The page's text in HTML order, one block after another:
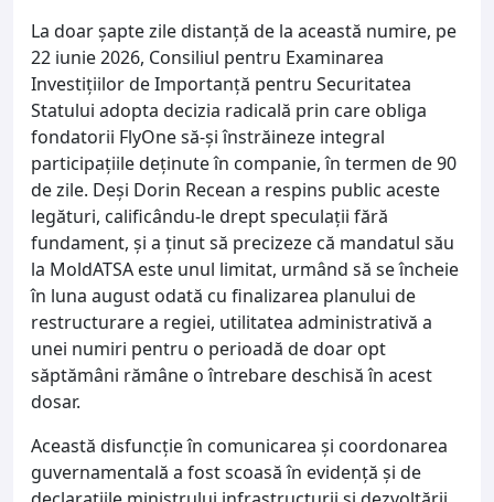
La doar șapte zile distanță de la această numire, pe
22 iunie 2026, Consiliul pentru Examinarea
Investițiilor de Importanță pentru Securitatea
Statului adopta decizia radicală prin care obliga
fondatorii FlyOne să-și înstrăineze integral
participațiile deținute în companie, în termen de 90
de zile. Deși Dorin Recean a respins public aceste
legături, calificându-le drept speculații fără
fundament, și a ținut să precizeze că mandatul său
la MoldATSA este unul limitat, urmând să se încheie
în luna august odată cu finalizarea planului de
restructurare a regiei, utilitatea administrativă a
unei numiri pentru o perioadă de doar opt
săptămâni rămâne o întrebare deschisă în acest
dosar.
Această disfuncție în comunicarea și coordonarea
guvernamentală a fost scoasă în evidență și de